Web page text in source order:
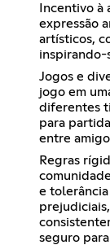
Incentivo
expressão
artísticos,
inspirando-
Jogos e
jogo em
diferentes
para
entre
Regras
e
seguro